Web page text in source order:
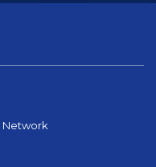
Network